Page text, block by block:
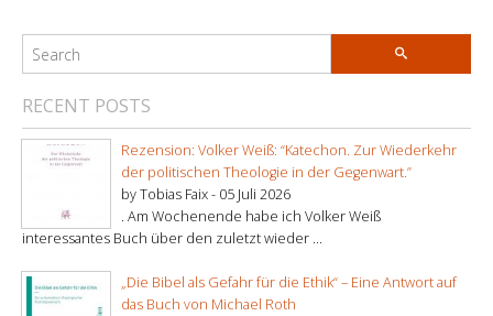
RECENT POSTS
Rezension: Volker Weiß: “Katechon. Zur Wiederkehr
der politischen Theologie in der Gegenwart.”
by Tobias Faix - 05 Juli 2026
. Am Wochenende habe ich Volker Weiß
interessantes Buch über den zuletzt wieder ...
„Die Bibel als Gefahr für die Ethik“ – Eine Antwort auf
das Buch von Michael Roth